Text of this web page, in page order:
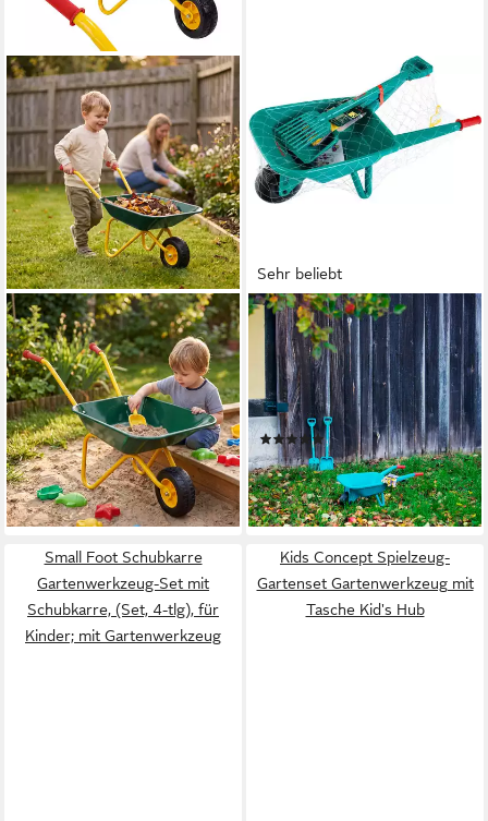
RELAXDAYS
Kinder-Gartenset Schubkarre
für Kinder, grün
29,99 € UVP59,99 €
-50%
lieferbar - in 2-3 Werktagen bei dir
Sehr beliebt
KLEIN
Kinder-Gartenset Bosch
Kinder-Gartenset, (Set, 4-tlg),
mit Schubkarre; Made in
Germany
(108)
19,63 € UVP30,99 €
-37%
lieferbar - in 4-5 Werktagen bei dir
Small Foot Schubkarre
Gartenwerkzeug-Set mit
Schubkarre, (Set, 4-tlg), für
Kinder; mit Gartenwerkzeug
Kids Concept Spielzeug-
Gartenset Gartenwerkzeug mit
Tasche Kid's Hub